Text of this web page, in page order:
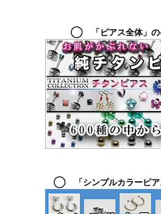
◯ 「ピアス全体」の
◯ 「シンプルカラーピア